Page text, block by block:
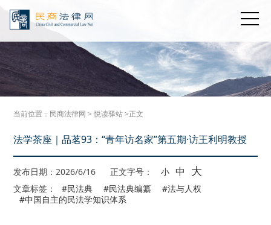
当前位置： 民商法律网 >悦读驿站>正文
法学茶座｜品茗93：“青年访名家”第五期·访王利明教授
发布日期：2026/6/16 正文字号： 小 中 大
文章标签： #民法典 #民法典编纂
#法与人权
#中国自主的民法学知识体系